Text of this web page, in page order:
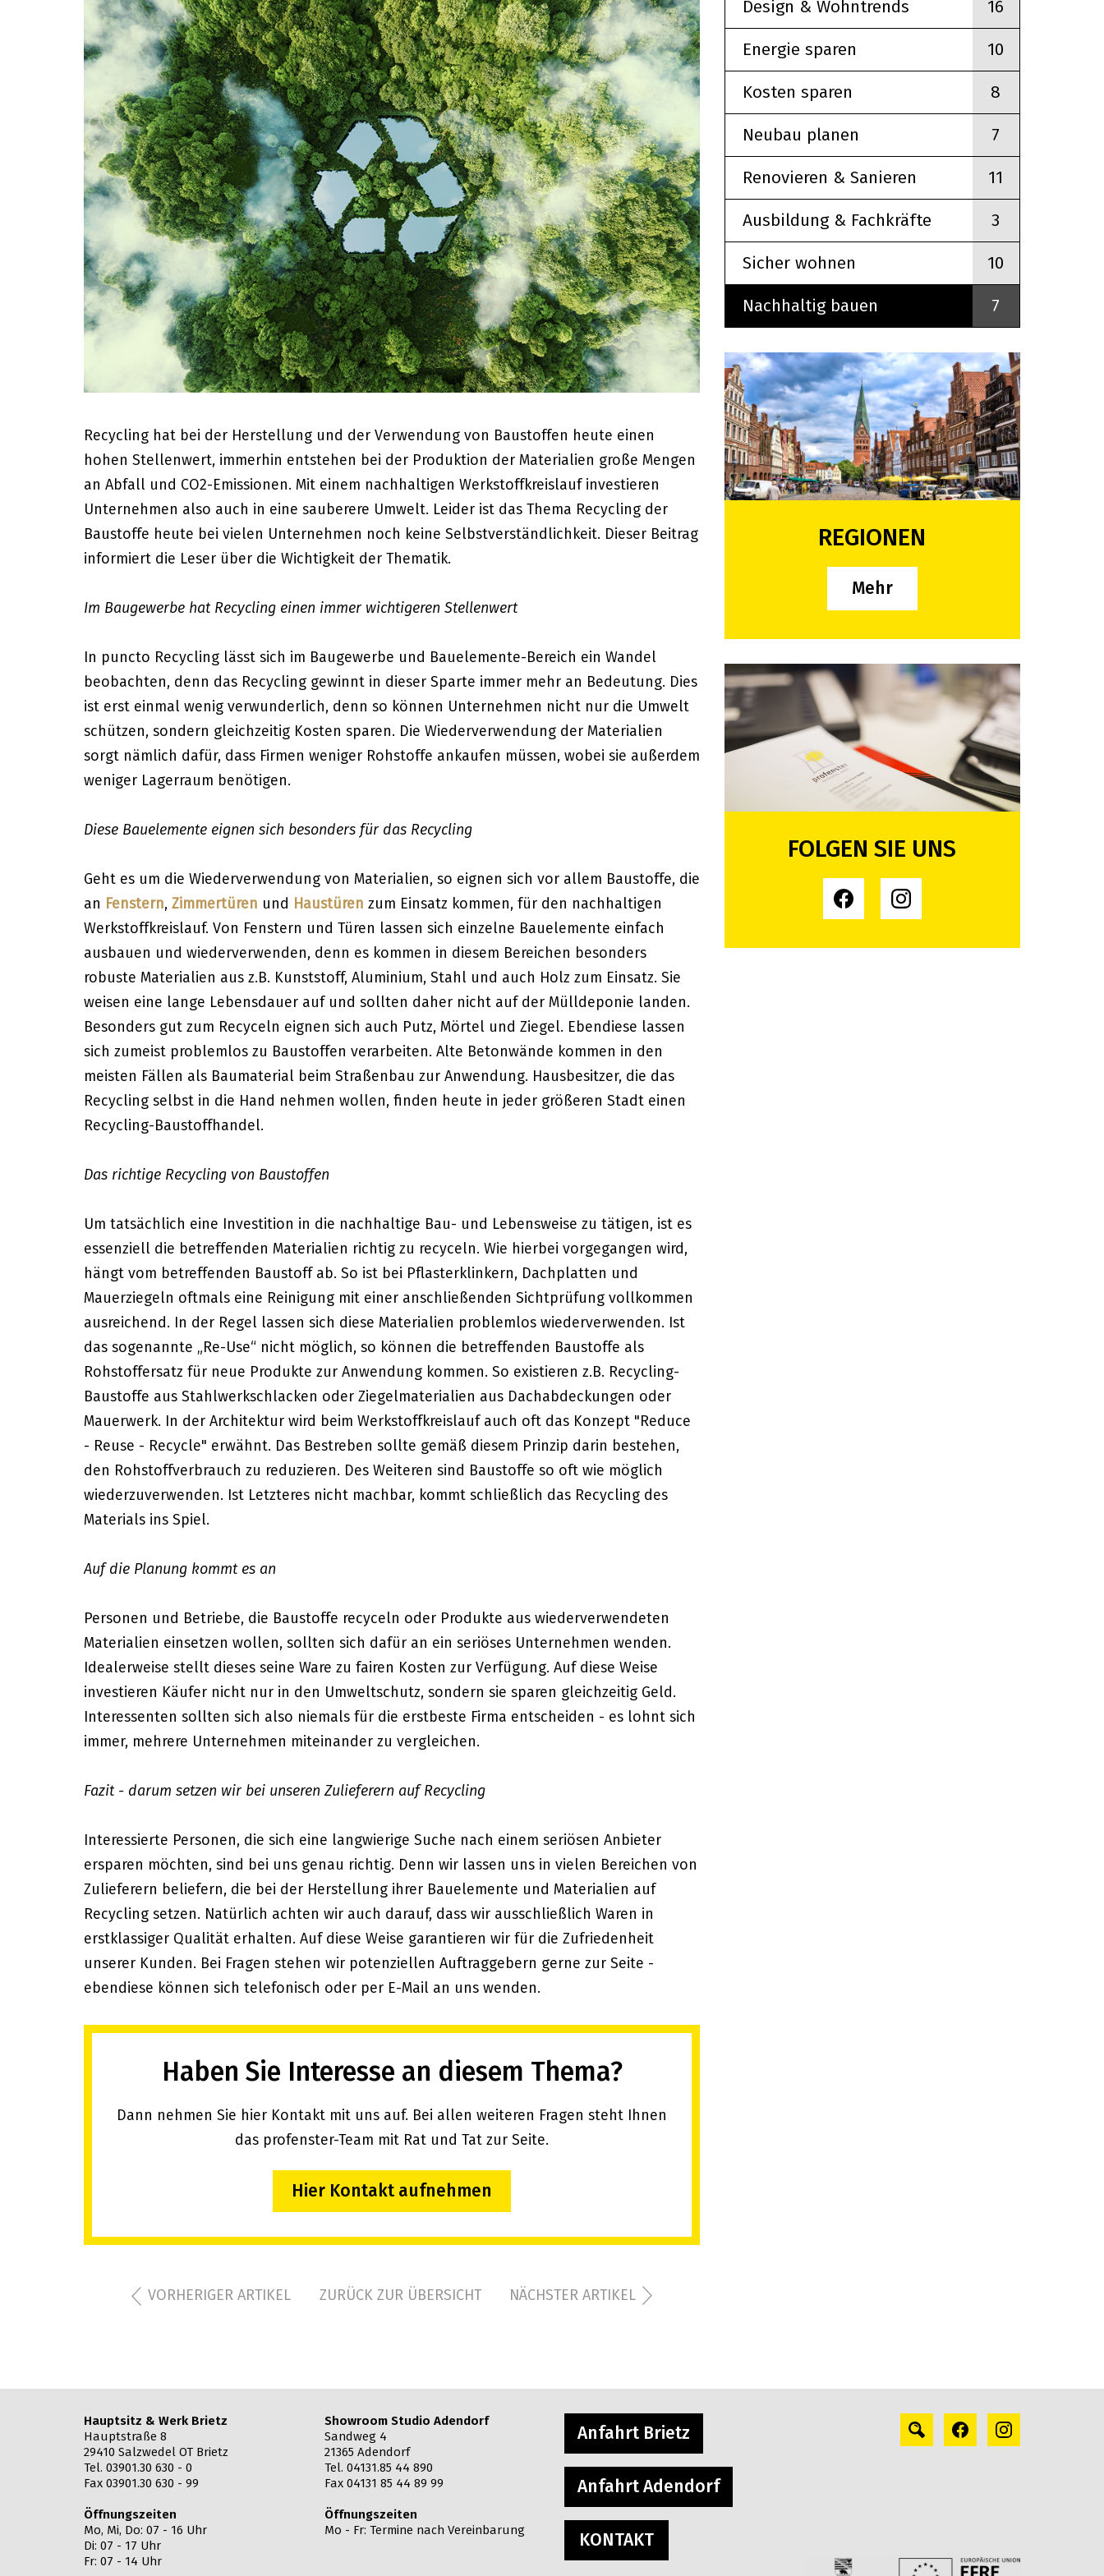
INSEKTENSCHUTZ
Rahmen
Plissee
Rollo
Lichtschachtabdeckung
Material
Galerie
Partner
TRENDS & AKTIONEN
Mehr
BAUTAGEBUCH
Mehr
Recycling hat bei der Herstellung und der Verwendung von Baustoffen heute einen
hohen Stellenwert, immerhin entstehen bei der Produktion der Materialien große Mengen
an Abfall und CO2-Emissionen. Mit einem nachhaltigen Werkstoffkreislauf investieren
Unternehmen also auch in eine sauberere Umwelt. Leider ist das Thema Recycling der
Baustoffe heute bei vielen Unternehmen noch keine Selbstverständlichkeit. Dieser Beitrag
informiert die Leser über die Wichtigkeit der Thematik.
Im Baugewerbe hat Recycling einen immer wichtigeren Stellenwert
In puncto Recycling lässt sich im Baugewerbe und Bauelemente-Bereich ein Wandel
beobachten, denn das Recycling gewinnt in dieser Sparte immer mehr an Bedeutung. Dies
ist erst einmal wenig verwunderlich, denn so können Unternehmen nicht nur die Umwelt
schützen, sondern gleichzeitig Kosten sparen. Die Wiederverwendung der Materialien
sorgt nämlich dafür, dass Firmen weniger Rohstoffe ankaufen müssen, wobei sie außerdem
weniger Lagerraum benötigen.
Diese Bauelemente eignen sich besonders für das Recycling
Geht es um die Wiederverwendung von Materialien, so eignen sich vor allem Baustoffe, die
an Fenstern, Zimmertüren und Haustüren zum Einsatz kommen, für den nachhaltigen
Werkstoffkreislauf. Von Fenstern und Türen lassen sich einzelne Bauelemente einfach
ausbauen und wiederverwenden, denn es kommen in diesem Bereichen besonders
robuste Materialien aus z.B. Kunststoff, Aluminium, Stahl und auch Holz zum Einsatz. Sie
weisen eine lange Lebensdauer auf und sollten daher nicht auf der Mülldeponie landen.
Besonders gut zum Recyceln eignen sich auch Putz, Mörtel und Ziegel. Ebendiese lassen
sich zumeist problemlos zu Baustoffen verarbeiten. Alte Betonwände kommen in den
meisten Fällen als Baumaterial beim Straßenbau zur Anwendung. Hausbesitzer, die das
Recycling selbst in die Hand nehmen wollen, finden heute in jeder größeren Stadt einen
Recycling-Baustoffhandel.
Das richtige Recycling von Baustoffen
Um tatsächlich eine Investition in die nachhaltige Bau- und Lebensweise zu tätigen, ist es
essenziell die betreffenden Materialien richtig zu recyceln. Wie hierbei vorgegangen wird,
hängt vom betreffenden Baustoff ab. So ist bei Pflasterklinkern, Dachplatten und
Mauerziegeln oftmals eine Reinigung mit einer anschließenden Sichtprüfung vollkommen
ausreichend. In der Regel lassen sich diese Materialien problemlos wiederverwenden. Ist
das sogenannte „Re-Use“ nicht möglich, so können die betreffenden Baustoffe als
Rohstoffersatz für neue Produkte zur Anwendung kommen. So existieren z.B. Recycling-
Baustoffe aus Stahlwerkschlacken oder Ziegelmaterialien aus Dachabdeckungen oder
Mauerwerk. In der Architektur wird beim Werkstoffkreislauf auch oft das Konzept "Reduce
- Reuse - Recycle" erwähnt. Das Bestreben sollte gemäß diesem Prinzip darin bestehen,
den Rohstoffverbrauch zu reduzieren. Des Weiteren sind Baustoffe so oft wie möglich
wiederzuverwenden. Ist Letzteres nicht machbar, kommt schließlich das Recycling des
Materials ins Spiel.
Auf die Planung kommt es an
Personen und Betriebe, die Baustoffe recyceln oder Produkte aus wiederverwendeten
Materialien einsetzen wollen, sollten sich dafür an ein seriöses Unternehmen wenden.
Idealerweise stellt dieses seine Ware zu fairen Kosten zur Verfügung. Auf diese Weise
investieren Käufer nicht nur in den Umweltschutz, sondern sie sparen gleichzeitig Geld.
Interessenten sollten sich also niemals für die erstbeste Firma entscheiden - es lohnt sich
immer, mehrere Unternehmen miteinander zu vergleichen.
Fazit - darum setzen wir bei unseren Zulieferern auf Recycling
Interessierte Personen, die sich eine langwierige Suche nach einem seriösen Anbieter
ersparen möchten, sind bei uns genau richtig. Denn wir lassen uns in vielen Bereichen von
Zulieferern beliefern, die bei der Herstellung ihrer Bauelemente und Materialien auf
Recycling setzen. Natürlich achten wir auch darauf, dass wir ausschließlich Waren in
erstklassiger Qualität erhalten. Auf diese Weise garantieren wir für die Zufriedenheit
unserer Kunden. Bei Fragen stehen wir potenziellen Auftraggebern gerne zur Seite -
ebendiese können sich telefonisch oder per E-Mail an uns wenden.
Haben Sie Interesse an diesem Thema?
Dann nehmen Sie hier Kontakt mit uns auf. Bei allen weiteren Fragen steht Ihnen
das profenster-Team mit Rat und Tat zur Seite.
Hier Kontakt aufnehmen
VORHERIGER ARTIKEL ZURÜCK ZUR ÜBERSICHT NÄCHSTER ARTIKEL
Design & Wohntrends
16
Energie sparen
10
Kosten sparen
8
Neubau planen
7
Renovieren & Sanieren
11
Ausbildung & Fachkräfte
3
Sicher wohnen
10
Nachhaltig bauen
7
REGIONEN
Mehr
FOLGEN SIE UNS
Hauptsitz & Werk Brietz
Hauptstraße 8
29410 Salzwedel OT Brietz
Tel. 03901.30 630 - 0
Fax 03901.30 630 - 99
Öffnungszeiten
Mo, Mi, Do: 07 - 16 Uhr
Di: 07 - 17 Uhr
Fr: 07 - 14 Uhr
Showroom Studio Adendorf
Sandweg 4
21365 Adendorf
Tel. 04131.85 44 890
Fax 04131 85 44 89 99
Öffnungszeiten
Mo - Fr: Termine nach Vereinbarung
Anfahrt Brietz
Anfahrt Adendorf
KONTAKT